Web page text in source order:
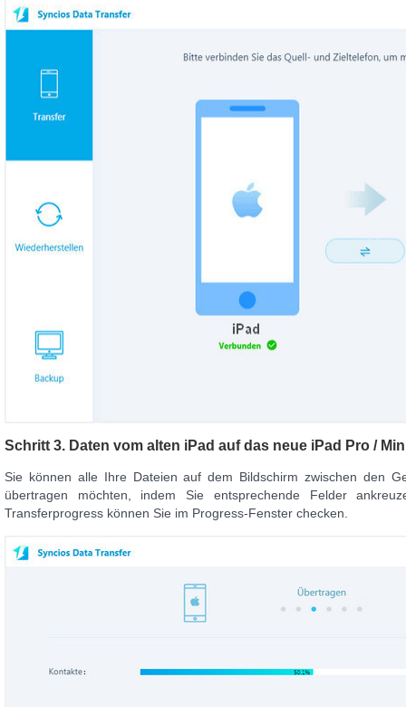
Schritt 3. Daten vom alten iPad auf das neue iPad Pro /
Sie können alle Ihre Dateien auf dem Bildschirm zwischen den
übertragen möchten, indem Sie entsprechende Felder
Transferprogress können Sie im Progress-Fenster checken.